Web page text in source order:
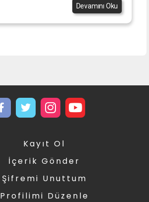
Devamını Oku
Kayıt Ol
İçerik Gönder
Şifremi Unuttum
Profilimi Düzenle